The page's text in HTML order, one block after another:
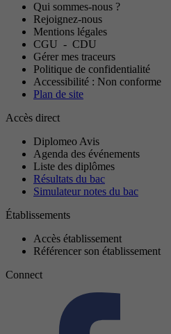
Qui sommes-nous ?
Rejoignez-nous
Mentions légales
CGU - CDU
Gérer mes traceurs
Politique de confidentialité
Accessibilité : Non conforme
Plan de site
Accès direct
Diplomeo Avis
Agenda des événements
Liste des diplômes
Résultats du bac
Simulateur notes du bac
Établissements
Accès établissement
Référencer son établissement
Connect